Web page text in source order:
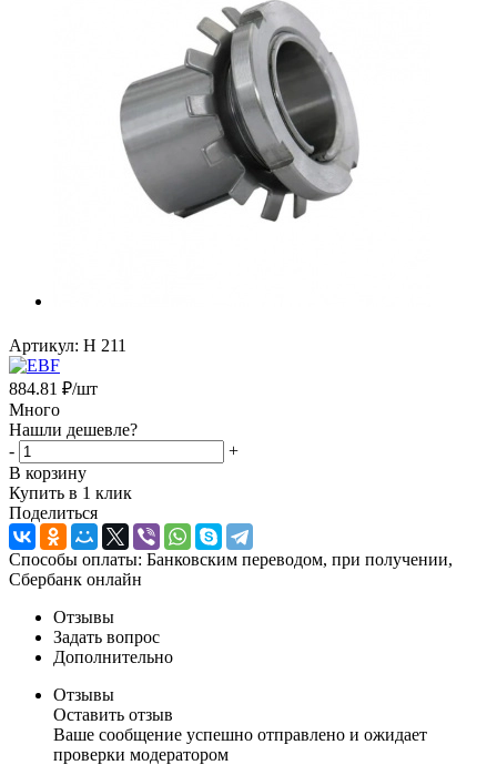
Артикул: H 211
884.81 ₽/шт
Много
Нашли дешевле?
-
+
В корзину
Купить в 1 клик
Поделиться
Способы оплаты: Банковским переводом, при получении,
Сбербанк онлайн
Отзывы
Задать вопрос
Дополнительно
Отзывы
Оставить отзыв
Ваше сообщение успешно отправлено и ожидает
проверки модератором